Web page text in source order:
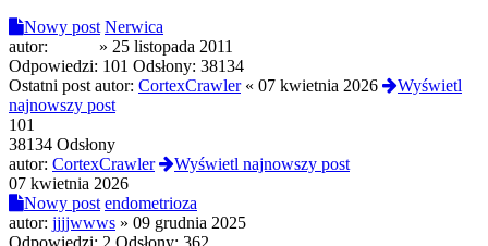
Nowy post Nerwica
autor:
» 25 listopada 2011
Odpowiedzi: 101 Odsłony: 38134
Ostatni post autor: CortexCrawler« 07 kwietnia 2026
Wyświetl
najnowszy post
101
38134 Odsłony
autor: CortexCrawler
Wyświetl najnowszy post
07 kwietnia 2026
Nowy post endometrioza
autor: jjjjwwws » 09 grudnia 2025
Odpowiedzi: 2 Odsłony: 362